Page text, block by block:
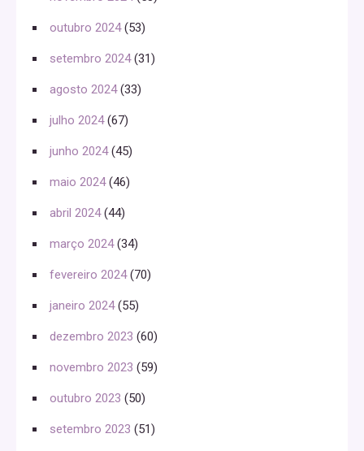
outubro 2024(53)
setembro 2024(31)
agosto 2024(33)
julho 2024(67)
junho 2024(45)
maio 2024(46)
abril 2024(44)
março 2024(34)
fevereiro 2024(70)
janeiro 2024(55)
dezembro 2023 (60)
novembro 2023 (59)
outubro 2023 (50)
setembro 2023 (51)